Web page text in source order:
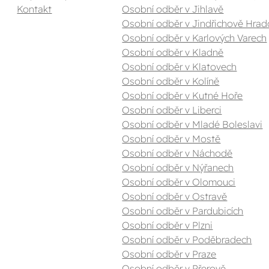
Kontakt
Osobní odběr v Jihlavě
Osobní odběr v Jindřichově
Osobní odběr v Karlových Varech
Osobní odběr v Kladně
Osobní odběr v Klatovech
Osobní odběr v Kolíně
Osobní odběr v Kutné Hoře
Osobní odběr v Liberci
Osobní odběr v Mladé Boleslavi
Osobní odběr v Mostě
Osobní odběr v Náchodě
Osobní odběr v Nýřanech
Osobní odběr v Olomouci
Osobní odběr v Ostravě
Osobní odběr v Pardubicích
Osobní odběr v Plzni
Osobní odběr v Poděbradech
Osobní odběr v Praze